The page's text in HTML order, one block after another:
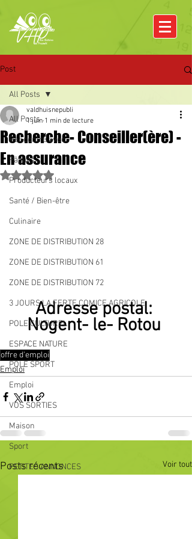
Post
All Posts
Rencontre avec
Pâques
Producteurs locaux
Santé / Bien-être
Culinaire
ZONE DE DISTRIBUTION 28
ZONE DE DISTRIBUTION 61
ZONE DE DISTRIBUTION 72
3 JOURS LA FERTE COMICE AGRICOLE
POLE CULTUREL
ESPACE NATURE
POLE SPORT
Emploi
VOS SORTIES
Maison
Sport
PETITES ANNONCES
All Posts
Recherche- Conseiller(ère) -
En assurance
valdhuisnepubli
1 juin 1 min de lecture
Noté NaN étoiles sur 5.
Adresse postal:
Nogent- le- Rotou
offre d'emploi
Emploi
Posts récents Voir tout